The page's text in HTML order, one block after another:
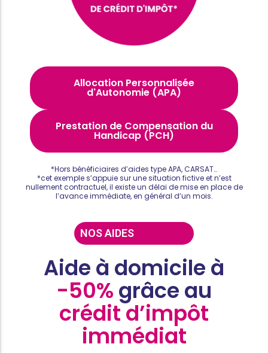
Allocation Personnalisée
d'Autonomie (APA)
Prestation de Compensation du
Handicap (PCH)
*Hors bénéficiaires d’aides type APA, CARSAT…
*cet exemple s’appuie sur une situation fictive et n’est
nullement contractuel, il existe un délai de mise en place de
l’avance immédiate, en général d’un mois.
NOS AIDES
Aide à domicile à
-50% grâce au
crédit d’impôt
immédiat